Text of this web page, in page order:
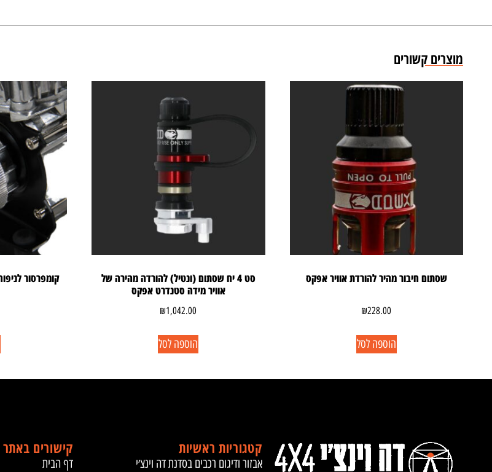
מוצרים קשורים
שסתום חיבור מהיר להורדת אוויר אפקס
₪228.00
הוספה לסל
סט 4 יח שסתום (ונטיל) להורדה מהירה של
אוויר מידה סטנדרט אפקס
₪1,042.00
הוספה לסל
קטגוריות ראשיות
אבזור ודיגום רכבים בסדנת דה וינצ׳י
קישורים באתר
דף הבית